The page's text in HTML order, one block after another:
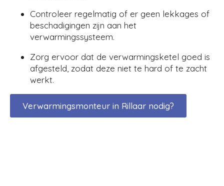
Controleer regelmatig of er geen lekkages of
beschadigingen zijn aan het
verwarmingssysteem.
Zorg ervoor dat de verwarmingsketel goed is
afgesteld, zodat deze niet te hard of te zacht
werkt.
Verwarmingsmonteur in Rillaar nodig?